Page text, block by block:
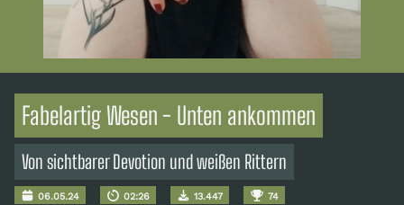
Fabelartig Wesen - Unten ankommen
Von sichtbarer Devotion und weißen Rittern
06.05.24 02:26 13.447 74